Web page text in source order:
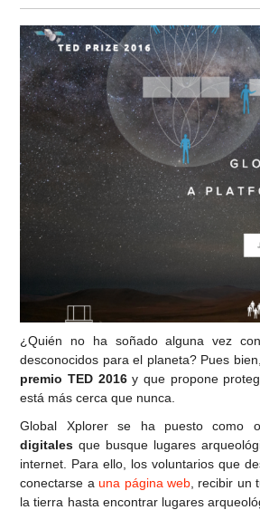
¿Quién no ha soñado alguna vez
desconocidos para el planeta? Pues
premio TED 2016y que propone
está más cerca que nunca.
Global Xplorer se ha puesto como
digitales que busque lugares
internet. Para ello, los voluntarios que
conectarse auna página web, recibir un
la tierra hasta encontrar lugares